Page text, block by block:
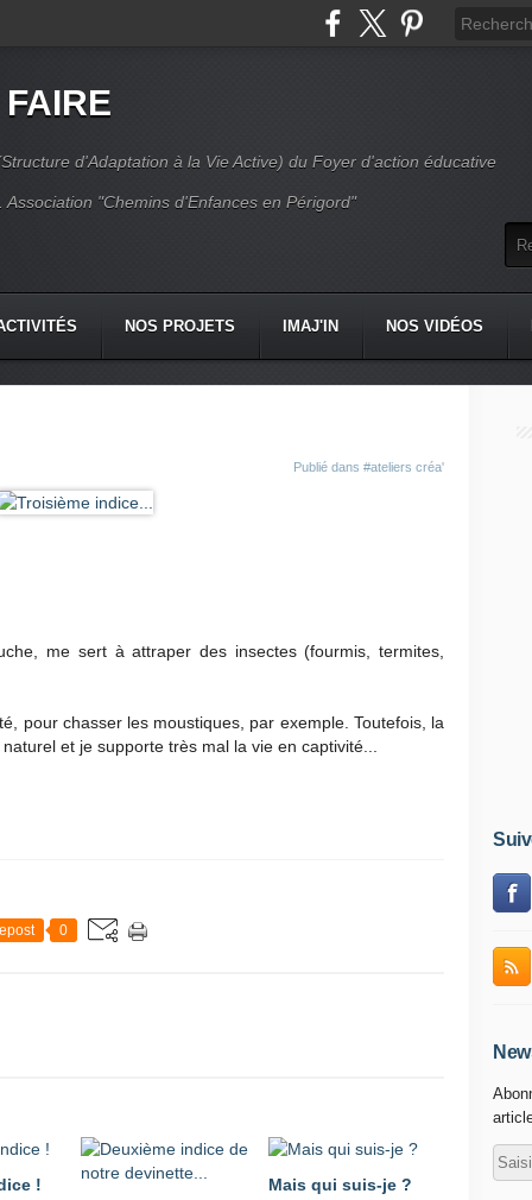
d'Adaptation à la Vie Active) du Foyer d'action éducative
Association "Chemins d'Enfances en Périgord"
NOS PROJETS IMAJ'IN NOS VIDÉOS
Publié dans #ateliers créa'
me sert à attraper des insectes (fourmis, termites,
pour chasser les moustiques, par exemple. Toutefois, la
et je supporte très mal la vie en captivité...
0
!
Mais qui suis-je ?